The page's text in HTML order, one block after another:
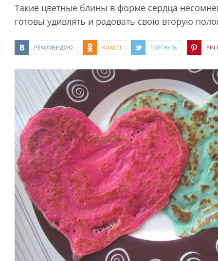
Такие цветные блины в форме сердца
готовы удивлять и радовать свою вторую
РЕКОМЕНДУЮ КЛАСС! ТВИТНУТЬ PIN